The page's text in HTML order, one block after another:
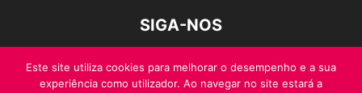
SIGA-NOS
Este site utiliza cookies para melhorar o desempenho e a sua
experiência como utilizador. Ao navegar no site estará a